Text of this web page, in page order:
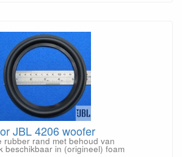
JBL 4206 woofer
rubber rand met behoud van
beschikbaar in (origineel) foam